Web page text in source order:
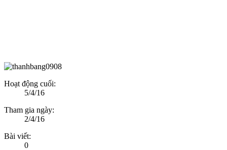
Hoạt động cuối:
5/4/16
Tham gia ngày:
2/4/16
Bài viết:
0